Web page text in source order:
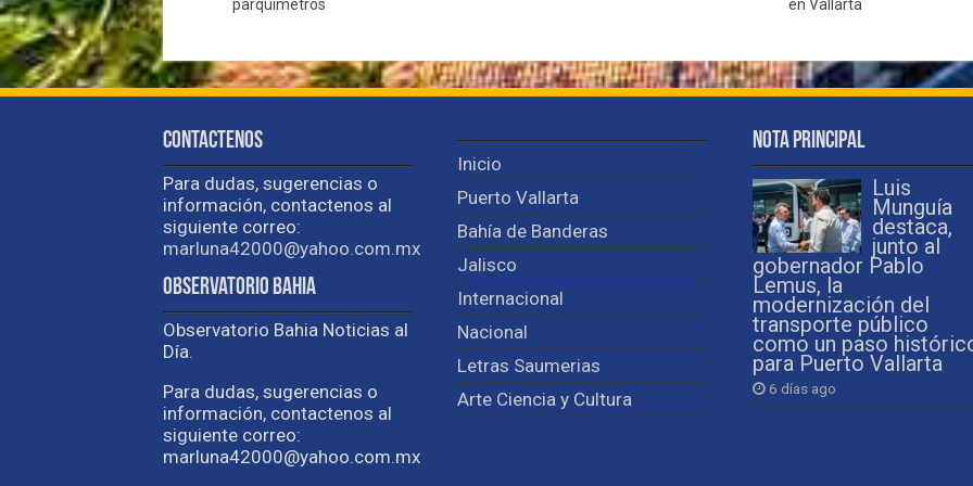
parquímetros en Vallarta
Contactenos
Para dudas, sugerencias o
información, contactenos al
siguiente correo:
marluna42000@yahoo.com.mx
Observatorio Bahia
Observatorio Bahia Noticias al
Día.
Para dudas, sugerencias o
información, contactenos al
siguiente correo:
marluna42000@yahoo.com.mx
Inicio
Puerto Vallarta
Bahía de Banderas
Jalisco
Internacional
Nacional
Letras Saumerias
Arte Ciencia y Cultura
Nota Principal
Luis
Munguía
destaca,
junto al
gobernador Pablo
Lemus, la
modernización del
transporte público
como un paso
para Puerto Vallarta
6 días ago